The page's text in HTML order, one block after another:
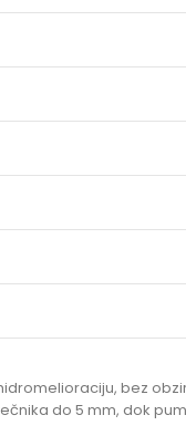
bez
do 5 mm, dok